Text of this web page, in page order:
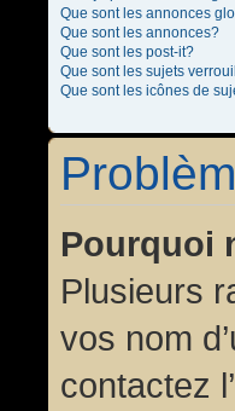
Que sont les annonces
Que sont les annonces?
Que sont les post-it?
Que sont les sujets
Que sont les icônes de
Pourquoi
Plusieurs
vos nom
contactez